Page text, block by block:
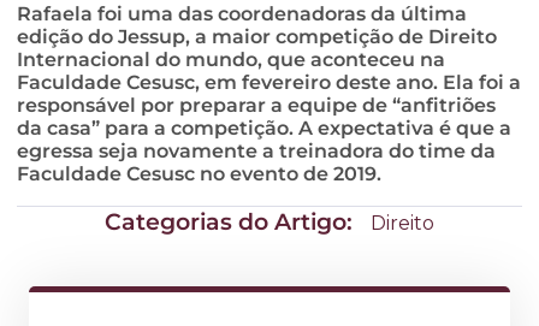
Rafaela foi uma das coordenadoras da última
edição do Jessup, a maior competição de Direito
Internacional do mundo, que aconteceu na
Faculdade Cesusc, em fevereiro deste ano. Ela foi a
responsável por preparar a equipe de “anfitriões
da casa” para a competição. A expectativa é que a
egressa seja novamente a treinadora do time da
Faculdade Cesusc no evento de 2019.
Categorias do Artigo: Direito